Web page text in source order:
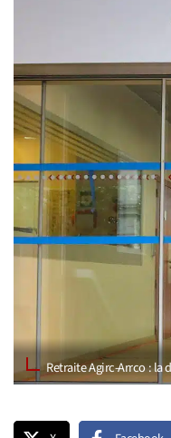
Retraite Agirc-Arrco :